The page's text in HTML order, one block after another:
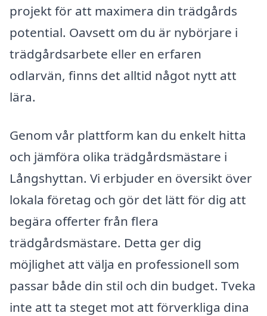
projekt för att maximera din trädgårds
potential. Oavsett om du är nybörjare i
trädgårdsarbete eller en erfaren
odlarvän, finns det alltid något nytt att
lära.
Genom vår plattform kan du enkelt hitta
och jämföra olika trädgårdsmästare i
Långshyttan. Vi erbjuder en översikt över
lokala företag och gör det lätt för dig att
begära offerter från flera
trädgårdsmästare. Detta ger dig
möjlighet att välja en professionell som
passar både din stil och din budget. Tveka
inte att ta steget mot att förverkliga dina